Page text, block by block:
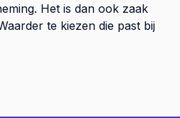
Het is dan ook zaak
te kiezen die past bij